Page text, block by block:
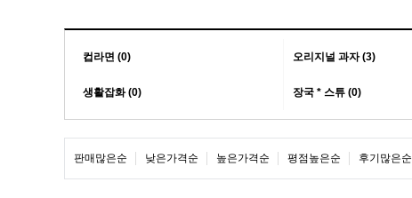
컵라면 (0) 오리지널 과자 (3)
생활잡화 (0) 장국 * 스튜 (0)
판매많은순 낮은가격순 높은가격순 평점높은순 후기많은순